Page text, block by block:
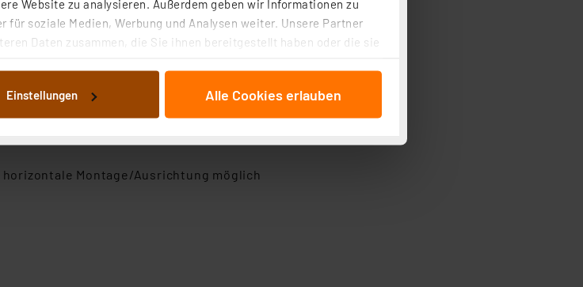
Website zu analysieren. Außerdem geben wir Informationen zu
für soziale Medien, Werbung und Analysen weiter. Unsere Partner
Daten zusammen, die Sie ihnen bereitgestellt haben oder die sie
bzw. die von Ihnen ausgewählten Verarbeitungszwecke (Art. 6
Cookies nach Zweck und Anbieter ist durch Klick auf den
können Sie jederzeit unter dem Link „Cookie Einstellungen“
Abrufung und Weiterverarbeitung dieser Daten zur
bleibt hiervon unberührt. Ihre Browser-Einstellungen können
gespeichert werden und dieses Banner erneut angezeigt wird.
in den USA. Ihre Einwilligung zur Einbindung von Cookies
Einstellungen Alle Cookies erlauben
Montage/Ausrichtung möglich